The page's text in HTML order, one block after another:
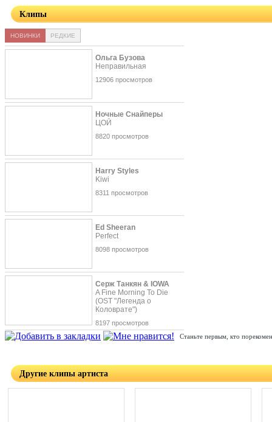
Клипы
НОВИНКИ РЕДКИЕ
Ольга Бузова
Неправильная
12906 просмотров
Ночные Снайперы
ЦОЙ
8820 просмотров
Harry Styles
Kiwi
8311 просмотров
Ed Sheeran
Perfect
8098 просмотров
Серж Танкян & IOWA
A Fine Morning To Die
(OST "Легенда о
Коловрате")
8197 просмотров
Станьте первым, кто
Другие клипы артиста